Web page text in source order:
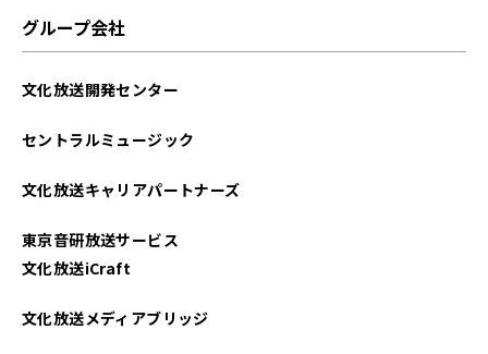
グループ会社
文化放送開発センター
セントラルミュージック
文化放送キャリアパートナーズ
東京音研放送サービス
文化放送iCraft
文化放送メディアブリッジ